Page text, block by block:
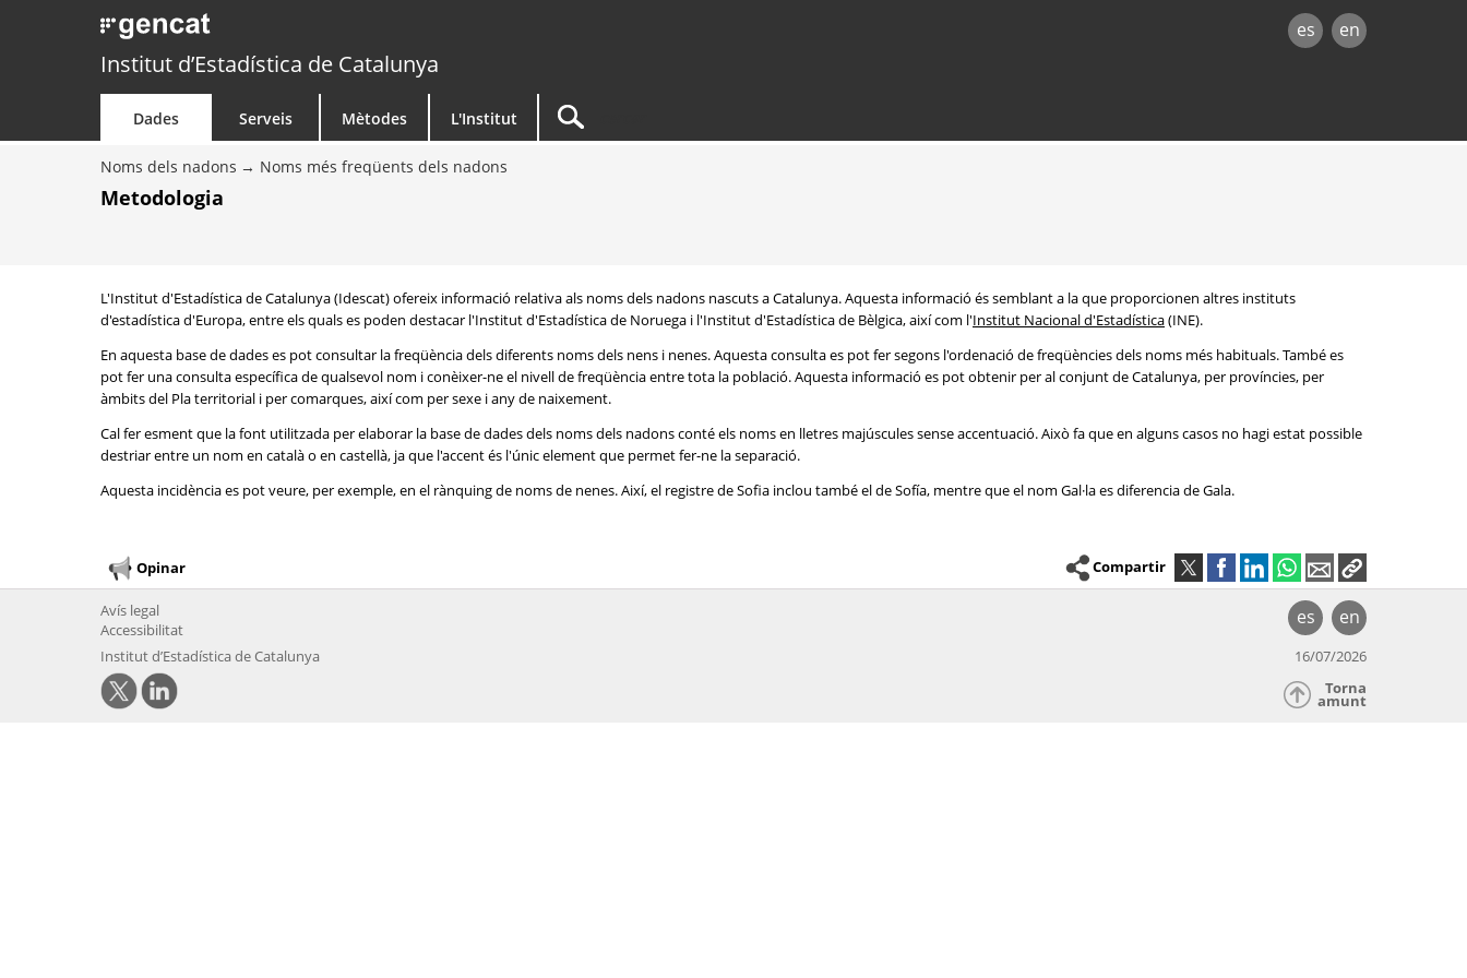
es en
Institut d’Estadística de Catalunya
Dades Serveis Mètodes L'Institut
Noms dels nadons Noms més freqüents dels nadons
Metodologia
L'Institut d'Estadística de Catalunya (Idescat) ofereix informació relativa als noms dels nadons nascuts a Catalunya. Aquesta informació és semblant a la que proporcionen altres instituts
d'estadística d'Europa, entre els quals es poden destacar l'Institut d'Estadística de Noruega i l'Institut d'Estadística de Bèlgica, així com l'Institut Nacional d'Estadística(INE).
En aquesta base de dades es pot consultar la freqüència dels diferents noms dels nens i nenes. Aquesta consulta es pot fer segons l'ordenació de freqüències dels noms més habituals. També es
pot fer una consulta específica de qualsevol nom i conèixer-ne el nivell de freqüència entre tota la població. Aquesta informació es pot obtenir per al conjunt de Catalunya, per províncies, per
àmbits del Pla territorial i per comarques, així com per sexe i any de naixement.
Cal fer esment que la font utilitzada per elaborar la base de dades dels noms dels nadons conté els noms en lletres majúscules sense accentuació. Això fa que en alguns casos no hagi estat possible
destriar entre un nom en català o en castellà, ja que l'accent és l'únic element que permet fer-ne la separació.
Aquesta incidència es pot veure, per exemple, en el rànquing de noms de nenes. Així, el registre de Sofia inclou també el de Sofía, mentre que el nom Gal·la es diferencia de Gala.
Opinar Compartir
es en
Avís legal
Accessibilitat
Institut d’Estadística de Catalunya
16/07/2026
Torna
amunt